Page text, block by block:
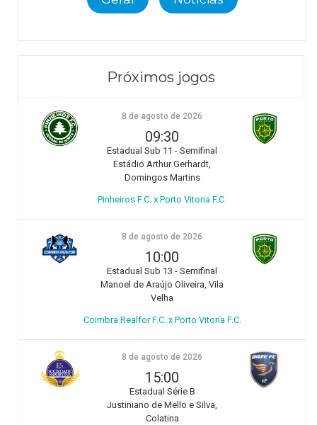
Próximos jogos
8 de agosto de 2026
09:30
Estadual Sub 11 - Semifinal
Estádio Arthur Gerhardt,
Domingos Martins
Pinheiros F.C. x Porto Vitoria F.C.
8 de agosto de 2026
10:00
Estadual Sub 13 - Semifinal
Manoel de Araújo Oliveira, Vila
Velha
Coimbra Realfor F.C. x Porto Vitoria F.C.
8 de agosto de 2026
15:00
Estadual Série B
Justiniano de Mello e Silva,
Colatina